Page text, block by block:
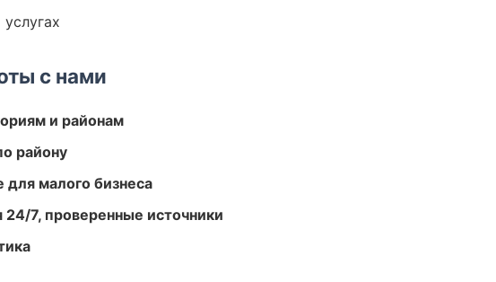
с нами
и районам
району
малого бизнеса
7, проверенные источники